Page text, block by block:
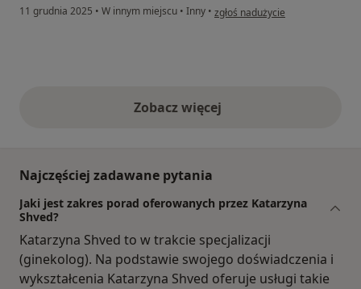
11 grudnia 2025 • W innym miejscu • Inny • w opinii użytkownika Danka
zgłoś nadużycie
Zobacz więcejopinie powyżej
Najczęściej zadawane pytania
Jaki jest zakres porad oferowanych przez Katarzyna
Shved?
Katarzyna Shved to w trakcie specjalizacji
(ginekolog). Na podstawie swojego doświadczenia i
wykształcenia Katarzyna Shved oferuje usługi takie